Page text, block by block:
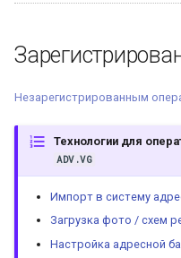
Незарегистрированным
Технологии для
ADV.VG
Импорт в систему
Загрузка фото / схем
Настройка адресной